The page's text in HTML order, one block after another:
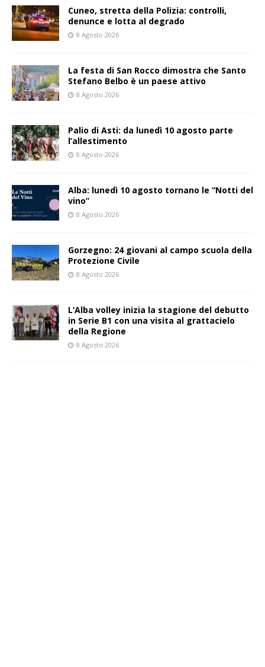
Cuneo, stretta della Polizia: controlli,
denunce e lotta al degrado
8 Agosto 2026
La festa di San Rocco dimostra che Santo
Stefano Belbo è un paese attivo
8 Agosto 2026
Palio di Asti: da lunedì 10 agosto parte
l’allestimento
8 Agosto 2026
Alba: lunedì 10 agosto tornano le “Notti del
vino”
8 Agosto 2026
Gorzegno: 24 giovani al campo scuola della
Protezione Civile
8 Agosto 2026
L’Alba volley inizia la stagione del debutto
in Serie B1 con una visita al grattacielo
della Regione
8 Agosto 2026